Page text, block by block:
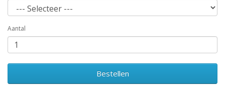
Aantal
Bestellen